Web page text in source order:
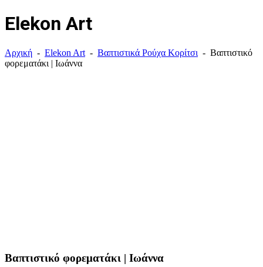
Elekon Art
Αρχική - Elekon Art - Βαπτιστικά Ρούχα Κορίτσι - Βαπτιστικό
φορεματάκι | Ιωάννα
Βαπτιστικό φορεματάκι | Ιωάννα